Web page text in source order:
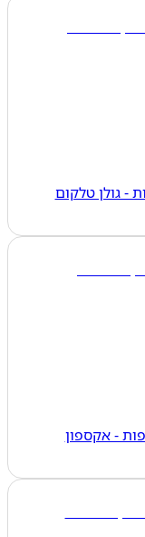
טלקום
אקספון